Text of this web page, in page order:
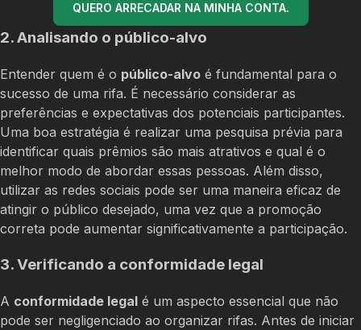
QUERO ARRECADAR NA MINHA CONTA.
2. Analisando o público-alvo
Entender quem é o público-alvo é fundamental para o
sucesso de uma rifa. É necessário considerar as
preferências e expectativas dos potenciais participantes.
Uma boa estratégia é realizar uma pesquisa prévia para
identificar quais prêmios são mais atrativos e qual é o
melhor modo de abordar essas pessoas. Além disso,
utilizar as redes sociais pode ser uma maneira eficaz de
atingir o público desejado, uma vez que a promoção
correta pode aumentar significativamente a participação.
3. Verificando a conformidade legal
A conformidade legal é um aspecto essencial que não
pode ser negligenciado ao organizar rifas. Antes de iniciar